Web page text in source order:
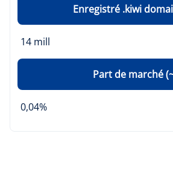
Enregistré .kiwi
14 mill
Part de marché
0,04%